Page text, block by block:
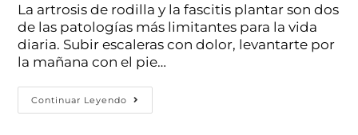
La artrosis de rodilla y la fascitis plantar son dos
de las patologías más limitantes para la vida
diaria. Subir escaleras con dolor, levantarte por
la mañana con el pie…
Continuar Leyendo